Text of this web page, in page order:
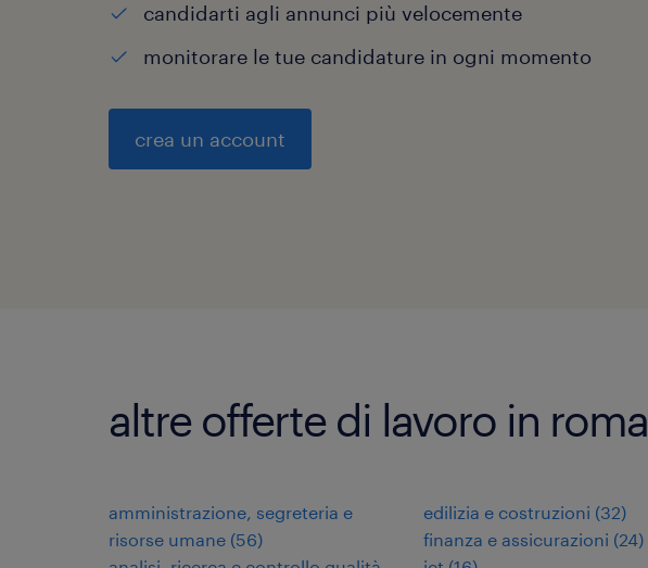
candidarti agli annunci più velocemente
monitorare le tue candidature in ogni momento
crea un account
altre offerte di lavoro in roma
amministrazione, segreteria e
risorse umane (56)
edilizia e costruzioni (32)
finanza e assicurazioni (24)